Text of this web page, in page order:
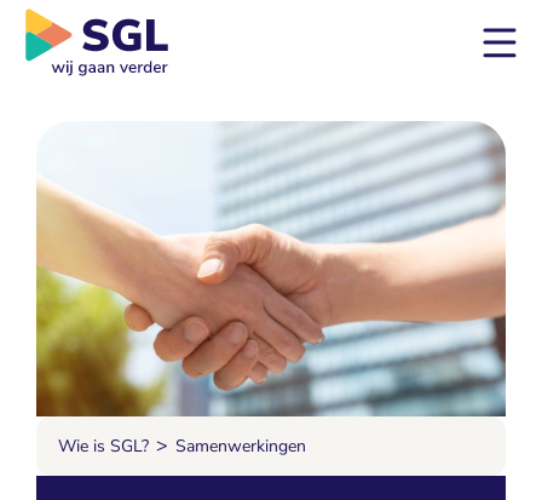
Wie is SGL? > Samenwerkingen